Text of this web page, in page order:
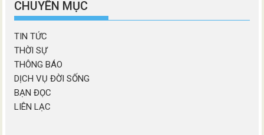
CHUYÊN MỤC
TIN TỨC
THỜI SỰ
THÔNG BÁO
DỊCH VỤ ĐỜI SỐNG
BẠN ĐỌC
LIÊN LẠC